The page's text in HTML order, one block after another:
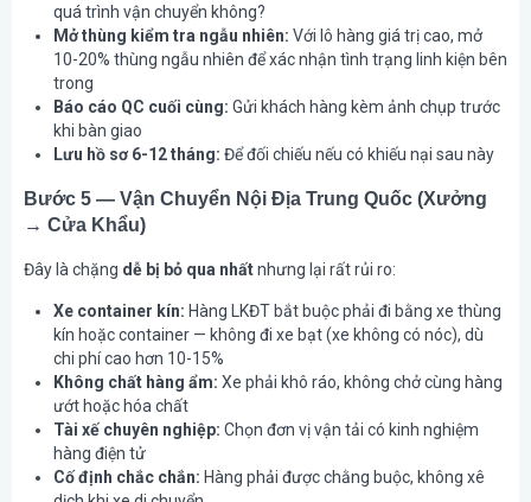
quá trình vận chuyển không?
Mở thùng kiểm tra ngẫu nhiên: Với lô hàng giá trị cao, mở
10-20% thùng ngẫu nhiên để xác nhận tình trạng linh kiện bên
trong
Báo cáo QC cuối cùng: Gửi khách hàng kèm ảnh chụp trước
khi bàn giao
Lưu hồ sơ 6-12 tháng: Để đối chiếu nếu có khiếu nại sau này
Bước 5 — Vận Chuyển Nội Địa Trung Quốc (Xưởng
→ Cửa Khẩu)
Đây là chặng dễ bị bỏ qua nhấtnhưng lại rất rủi ro:
Xe container kín: Hàng LKĐT bắt buộc phải đi bằng xe thùng
kín hoặc container — không đi xe bạt (xe không có nóc), dù
chi phí cao hơn 10-15%
Không chất hàng ẩm: Xe phải khô ráo, không chở cùng hàng
ướt hoặc hóa chất
Tài xế chuyên nghiệp: Chọn đơn vị vận tải có kinh nghiệm
hàng điện tử
Cố định chắc chắn: Hàng phải được chằng buộc, không xê